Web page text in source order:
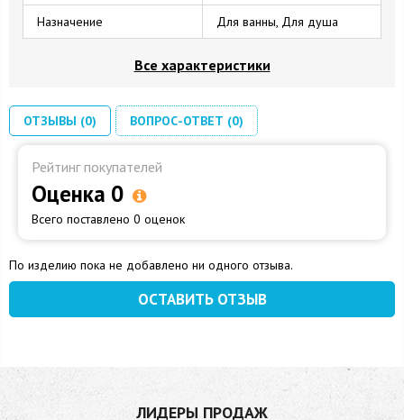
Назначение Для ванны, Для душа
Все характеристики
ОТЗЫВЫ (0) ВОПРОС-ОТВЕТ (0)
Рейтинг покупателей
Оценка 0
Всего поставлено 0 оценок
По изделию пока не добавлено ни одного отзыва.
ОСТАВИТЬ ОТЗЫВ
ЛИДЕРЫ ПРОДАЖ